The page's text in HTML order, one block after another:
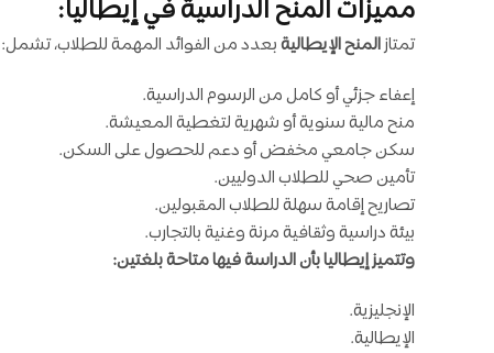
مميزات المنح الدراسية في إيطاليا:
تمتازالمنح الإيطاليةبعدد من الفوائد المهمة للطلاب، تشمل:
إعفاء جزئي أو كامل من الرسوم الدراسية.
منح مالية سنوية أو شهرية لتغطية المعيشة.
سكن جامعي مخفض أو دعم للحصول على السكن.
تأمين صحي للطلاب الدوليين.
تصاريح إقامة سهلة للطلاب المقبولين.
بيئة دراسية وثقافية مرنة وغنية بالتجارب.
وتتميز إيطاليا بأن الدراسة فيها متاحة بلغتين:
الإنجليزية.
الإيطالية.